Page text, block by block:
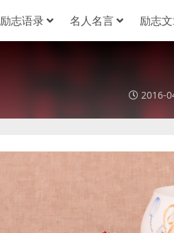
励志语录 名人名言 励志
2016-